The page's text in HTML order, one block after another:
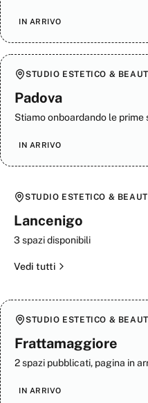
IN ARRIVO
STUDIO ESTETICO &
Padova
Stiamo onboardando le prime
IN ARRIVO
STUDIO ESTETICO &
Lancenigo
3 spazi disponibili
Vedi tutti
STUDIO ESTETICO &
Frattamaggiore
2 spazi pubblicati, pagina in
IN ARRIVO